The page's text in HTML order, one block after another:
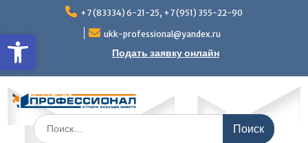
Открыть панель
содержимому
+7 (83334) 6-21-25, +7 (951) 355-22-90
ukk-professional@yandex.ru
Подать заявку онлайн
Поиск
по: